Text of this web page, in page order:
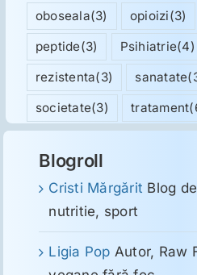
oboseala(3) opioizi(3)
peptide(3) Psihiatrie(4)
rezistenta(3) sanatate
societate(3) tratament
Blogroll
Cristi Mărgărit Blog
nutritie, sport
Ligia Pop Autor, Raw